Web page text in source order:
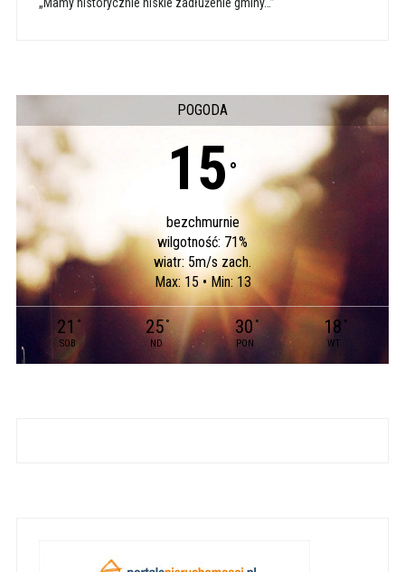
POGODA
15 °
bezchmurnie
wilgotność: 71%
wiatr: 5m/s zach.
Max: 15 • Min: 13
21 °
SOB
25°
ND
30 °
PON
18 °
WT